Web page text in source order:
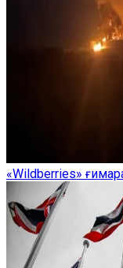
«Wildberries»